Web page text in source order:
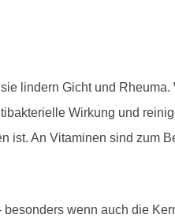
lindern Gicht und
Wirkung und
ist. An Vitaminen sind zum
wenn auch die